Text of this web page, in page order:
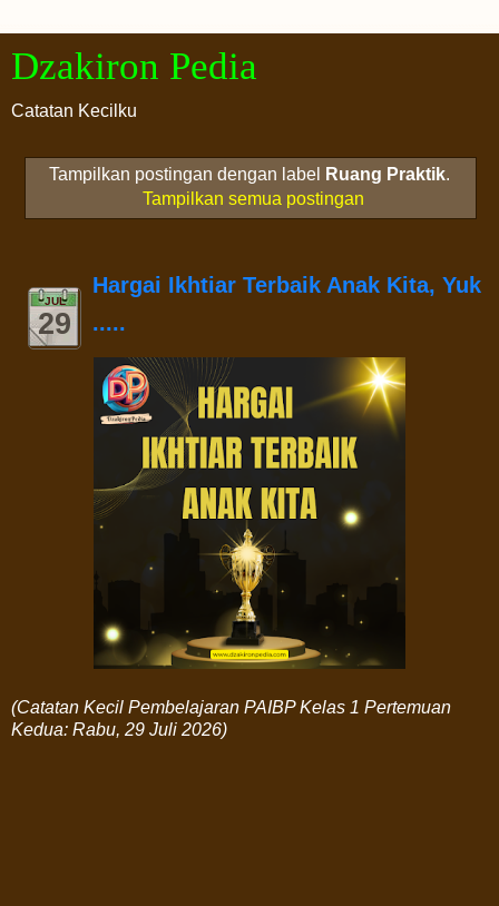
Dzakiron Pedia
Catatan Kecilku
Tampilkan postingan dengan label Ruang Praktik.
Tampilkan semua postingan
JUL
29
Hargai Ikhtiar Terbaik Anak Kita, Yuk
.....
(Catatan Kecil Pembelajaran PAIBP Kelas 1 Pertemuan
Kedua: Rabu, 29 Juli 2026)